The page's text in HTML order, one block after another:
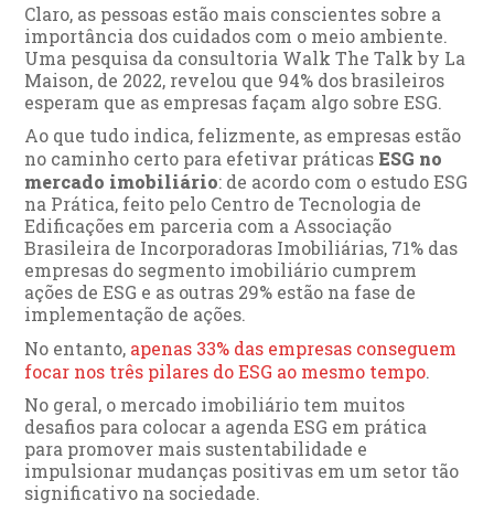
Claro, as pessoas estão mais conscientes sobre a
importância dos cuidados com o meio ambiente.
Uma pesquisa da consultoria Walk The Talk by La
Maison, de 2022, revelou que 94% dos brasileiros
esperam que as empresas façam algo sobre ESG.
Ao que tudo indica, felizmente, as empresas estão
no caminho certo para efetivar práticas ESG no
mercado imobiliário: de acordo com o estudo ESG
na Prática, feito pelo Centro de Tecnologia de
Edificações em parceria com a Associação
Brasileira de Incorporadoras Imobiliárias, 71% das
empresas do segmento imobiliário cumprem
ações de ESG e as outras 29% estão na fase de
implementação de ações.
No entanto, apenas 33% das empresas conseguem
focar nos três pilares do ESG ao mesmo tempo.
No geral, o mercado imobiliário tem muitos
desafios para colocar a agenda ESG em prática
para promover mais sustentabilidade e
impulsionar mudanças positivas em um setor tão
significativo na sociedade.